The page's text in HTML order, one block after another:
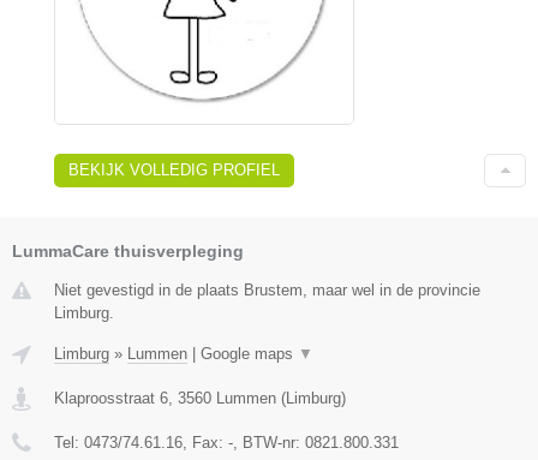
BEKIJK VOLLEDIG PROFIEL
LummaCare thuisverpleging
Niet gevestigd in de plaats Brustem, maar wel in de provincie
Limburg.
Limburg » Lummen Google maps ▼
Klaproosstraat 6, 3560 Lummen (Limburg)
Tel: 0473/74.61.16, Fax: -, BTW-nr: 0821.800.331